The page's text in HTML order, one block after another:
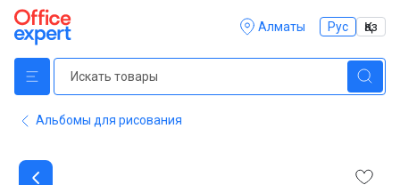
Алматы Рус Қаз
Альбомы для рисования